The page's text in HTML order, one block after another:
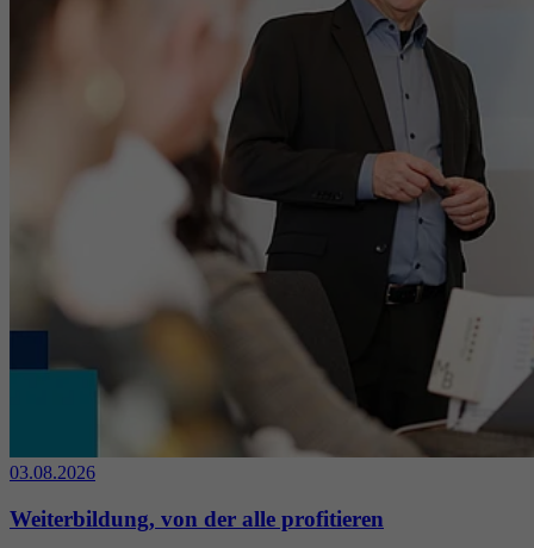
03.08.2026
Weiterbildung, von der alle profitieren